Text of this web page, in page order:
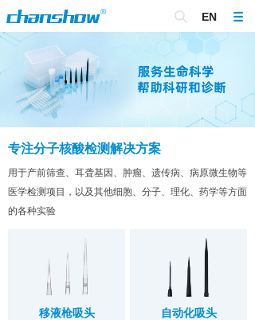
EN
专注分子核酸检测解决方案
用于产前筛查、耳聋基因、肿瘤、遗传病、病原微生物等
医学检测项目，以及其他细胞、分子、理化、药学等方面
的各种实验
移液枪吸头 自动化吸头